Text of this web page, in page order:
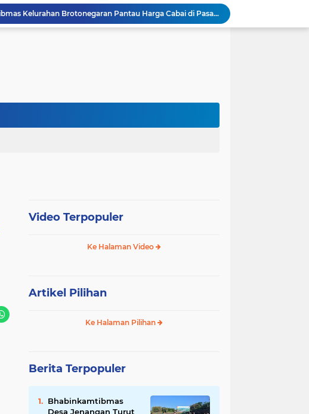
Bhabinkamtibmas Kelurahan Brotonegaran Pantau Harga Cabai di Pasar, Wujud Dukungan Polri terhadap Ketahanan Pangan
Bhabinkamtibmas Kelurahan Brotonegaran Tinjau Kebun Nanas Warga, Perkuat Dukungan Polri terhadap Ketahanan Pangan
Polres Probolinggo Intensifkan Penanganan Karhutla di Lereng Gunung Bromo
Video Terpopuler
Ke Halaman Video
Artikel Pilihan
Ke Halaman Pilihan
Berita Terpopuler
Bhabinkamtibmas
Desa Jenangan Turut